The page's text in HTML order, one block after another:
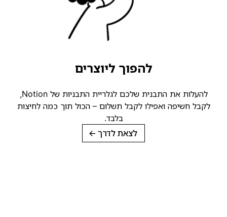
להפוך ליוצרים
להעלות את התבנית שלכם לגלריית התבניות של Notion,
לקבל חשיפה ואפילו לקבל תשלום – הכול תוך כמה לחיצות
בלבד.
לצאת לדרך→